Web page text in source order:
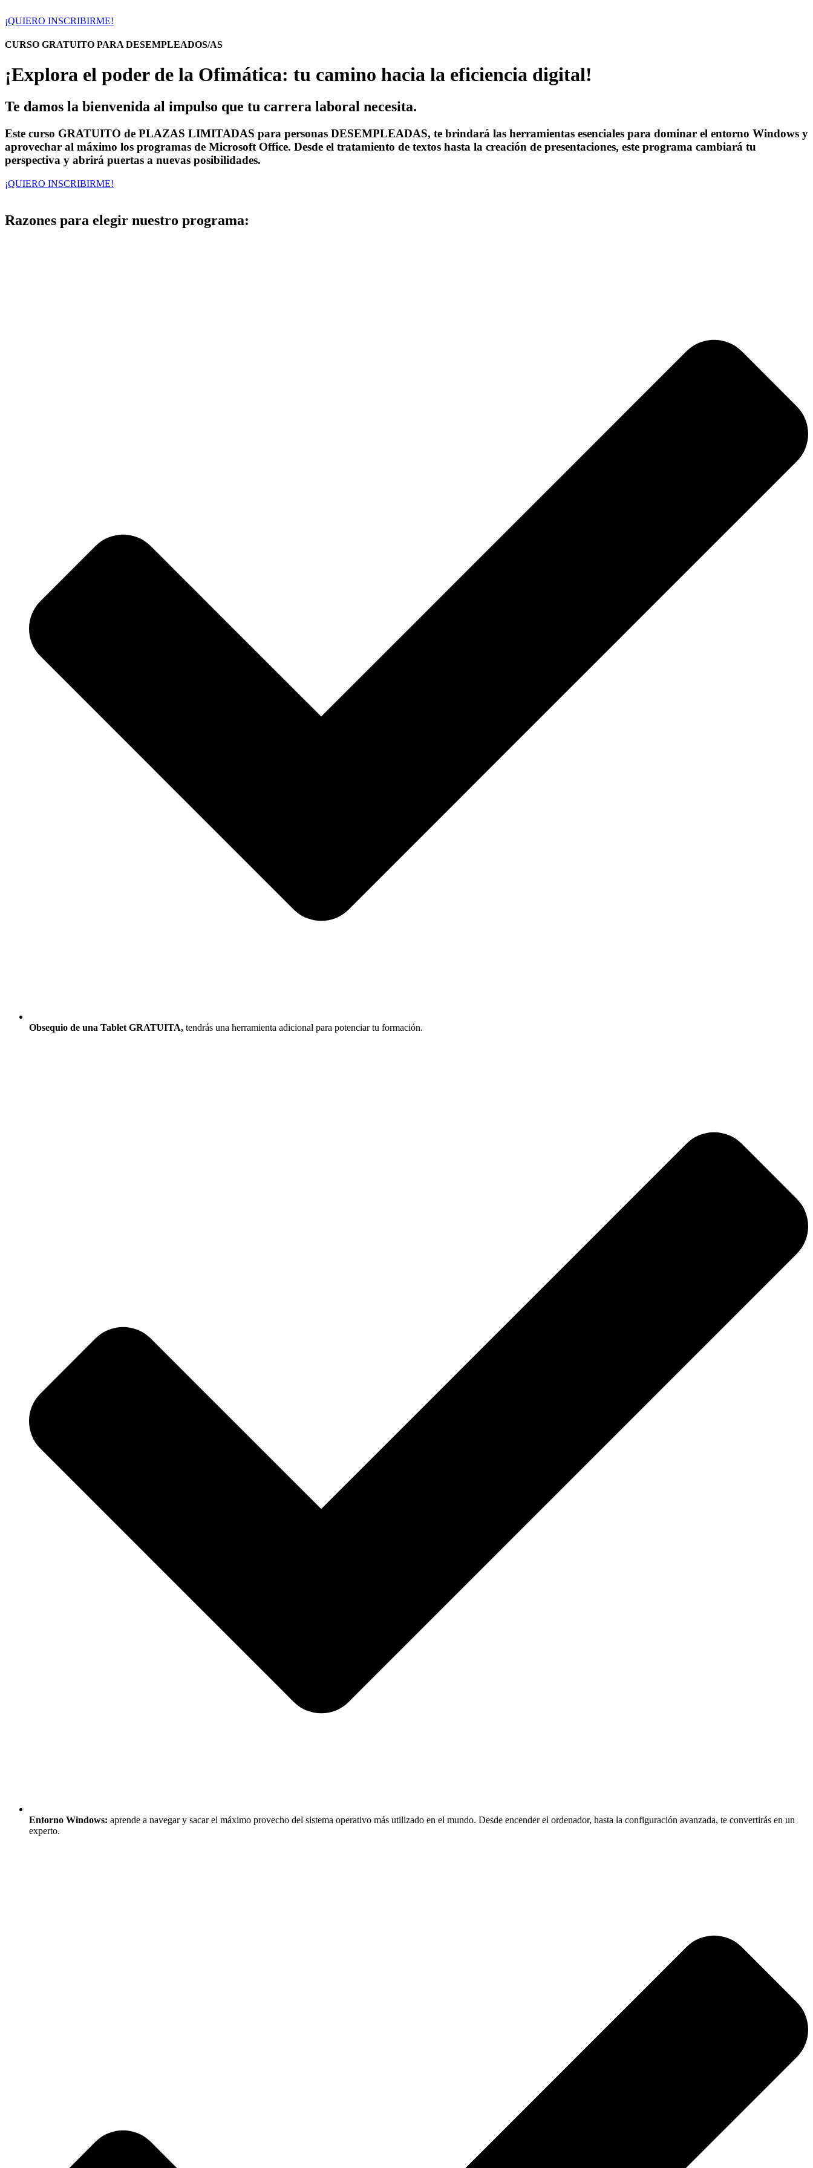
¡QUIERO INSCRIBIRME!
CURSO GRATUITO PARA DESEMPLEADOS/AS
¡Explora el poder de la Ofimática: tu camino hacia la eficiencia digital!
Te damos la bienvenida al impulso que tu carrera laboral necesita.
Este curso GRATUITO de PLAZAS LIMITADAS para personas DESEMPLEADAS, te brindará las herramientas esenciales para dominar el entorno Windows y
aprovechar al máximo los programas de Microsoft Office. Desde el tratamiento de textos hasta la creación de presentaciones, este programa cambiará tu
perspectiva y abrirá puertas a nuevas posibilidades.
¡QUIERO INSCRIBIRME!
Razones para elegir nuestro programa:
Obsequio de una Tablet GRATUITA, tendrás una herramienta adicional para potenciar tu formación.
Entorno Windows: aprende a navegar y sacar el máximo provecho del sistema operativo más utilizado en el mundo. Desde encender el ordenador, hasta la configuración avanzada, te convertirás en un
experto.